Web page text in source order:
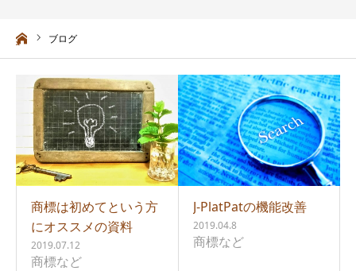
ム ブログ
商標は初めてという方
にオススメの資料
2019.07.12
商標など
J-PlatPatの機能改善
2019.04.8
商標など
採用情報